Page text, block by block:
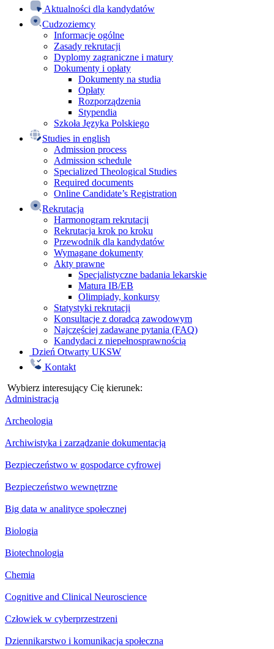
Aktualności dla kandydatów
Cudzoziemcy
Informacje ogólne
Zasady rekrutacji
Dyplomy zagraniczne i matury
Dokumenty i opłaty
Dokumenty na studia
Opłaty
Rozporządzenia
Stypendia
Szkoła Języka Polskiego
Studies in english
Admission process
Admission schedule
Specialized Theological Studies
Required documents
Online Candidate’s Registration
Rekrutacja
Harmonogram rekrutacji
Rekrutacja krok po kroku
Przewodnik dla kandydatów
Wymagane dokumenty
Akty prawne
Specjalistyczne badania lekarskie
Matura IB/EB
Olimpiady, konkursy
Statystyki rekrutacji
Konsultacje z doradcą zawodowym
Najczęściej zadawane pytania (FAQ)
Kandydaci z niepełnosprawnością
Dzień Otwarty UKSW
Kontakt
Wybierz interesujący Cię kierunek:
Administracja
Archeologia
Archiwistyka i zarządzanie dokumentacją
Bezpieczeństwo w gospodarce cyfrowej
Bezpieczeństwo wewnętrzne
Big data w analityce społecznej
Biologia
Biotechnologia
Chemia
Cognitive and Clinical Neuroscience
Człowiek w cyberprzestrzeni
Dziennikarstwo i komunikacja społeczna